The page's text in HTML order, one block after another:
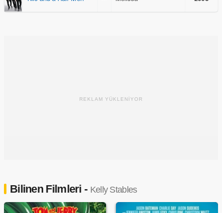
REKLAM YÜKLENİYOR
Bilinen Filmleri - Kelly Stables